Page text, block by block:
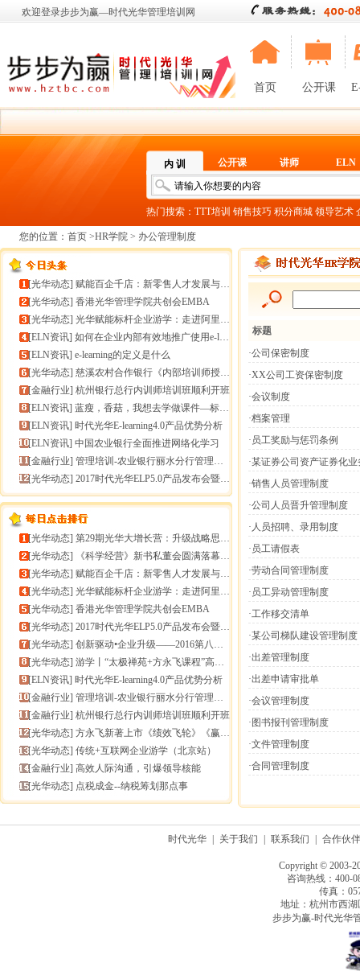
欢迎登录步步为赢—时代光华管理培训网
首页 公开课
内 训 公开课 讲师 ELN
热门搜索： TTT培训 销售技巧 积分商城 领导艺术
您的位置： 首页 >HR学院 > 办公管理制度
[光华动态] 赋能百企千店：新零售人才发展与组织能力微诊断
[光华动态] 香港光华管理学院共创会EMBA
[光华动态] 光华赋能标杆企业游学：走进阿里巴巴+绿城管理集团
[ELN资讯] 如何在企业内部有效地推广使用e-learning
[ELN资讯] e-learning的定义是什么
[光华动态] 慈溪农村合作银行《内部培训师授课技能提升》报导
[金融行业] 杭州银行总行内训师培训班顺利开班
[ELN资讯] 蓝瘦，香菇，我想去学做课件—标准课件制作分享会
[ELN资讯] 时代光华E-learning4.0产品优势分析
[ELN资讯] 中国农业银行全面推进网络化学习
[金融行业] 管理培训-农业银行丽水分行管理培训
[光华动态] 2017时代光华ELP5.0产品发布会暨构建企业员工
[光华动态] 第29期光华大增长营：升级战略思维，加速企业增长
[光华动态]
《科学经营》新书私董会圆满落幕｜用科学经营助推企业高
[光华动态] 赋能百企千店：新零售人才发展与组织能力微诊断
[光华动态] 光华赋能标杆企业游学：走进阿里巴巴+绿城管理集团
[光华动态] 香港光华管理学院共创会EMBA
[光华动态] 2017时代光华ELP5.0产品发布会暨构建企业员工
[光华动态] 创新驱动•企业升级——2016第八届（中
[光华动态] 游学丨“太极禅苑+方永飞课程”高端商圈项目启动
[ELN资讯] 时代光华E-learning4.0产品优势分析
[金融行业] 管理培训-农业银行丽水分行管理培训
[金融行业] 杭州银行总行内训师培训班顺利开班
[光华动态] 方永飞新著上市《绩效飞轮》《赢在中层》六折抢鲜！
[光华动态] 传统+互联网企业游学（北京站）
[金融行业] 高效人际沟通，引爆领导核能
[光华动态] 点税成金--纳税筹划那点事
标题
·公司保密制度
·XX公司工资保密制度
·会议制度
·档案管理
·员工奖励与惩罚条例
·某证券公司资产证券化
·销售人员管理制度
·公司人员晋升管理制度
·人员招聘、录用制度
·员工请假表
·劳动合同管理制度
·员工异动管理制度
·工作移交清单
·某公司梯队建设管理制度
·出差管理制度
·出差申请审批单
·会议管理制度
·图书报刊管理制度
·文件管理制度
·合同管理制度
时代光华 关于我们 联系我们 合作伙伴
Copyright © 2003-
咨询热线：400-
传真：
地址：杭州市西
步步为赢-时代光华